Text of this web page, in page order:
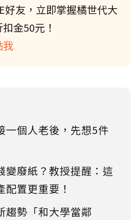
好友，立即掌握橘世代大
金50元！
我
一個人老後，先想5件
變廢紙？教授提醒：這
配置更重要！
趨勢「和大學當鄰